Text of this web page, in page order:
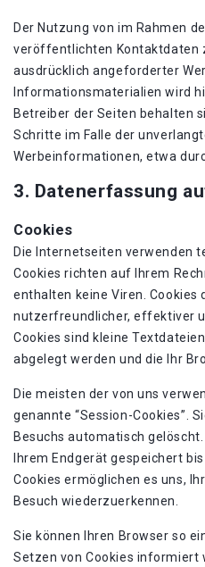
Der Nutzung von im Rahmen
veröffentlichten Kontaktdaten
ausdrücklich angeforderter
Informationsmaterialien wird
Betreiber der Seiten behalten
Schritte im Falle der
Werbeinformationen, etwa
3. Datenerfassung
Cookies
Die Internetseiten verwenden
Cookies richten auf Ihrem
enthalten keine Viren. Cookies
nutzerfreundlicher, effektiver
Cookies sind kleine
abgelegt werden und die Ihr
Die meisten der von uns
genannte “Session-Cookies”.
Besuchs automatisch
Ihrem Endgerät gespeichert
Cookies ermöglichen es uns,
Besuch wiederzuerkennen.
Sie können Ihren Browser so
Setzen von Cookies informiert